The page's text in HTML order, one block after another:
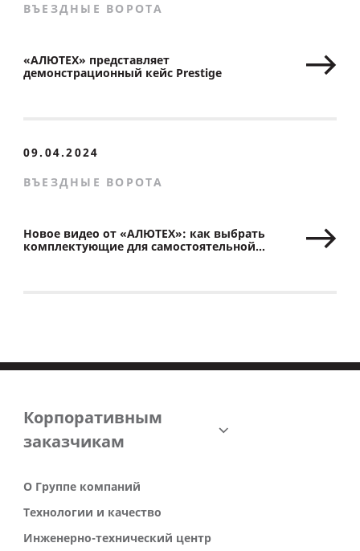
ВЪЕЗДНЫЕ ВОРОТА
«АЛЮТЕХ» представляет
демонстрационный кейс Prestige
09.04.2024
ВЪЕЗДНЫЕ ВОРОТА
Новое видео от «АЛЮТЕХ»: как выбрать
комплектующие для самостоятельной
Корпоративным
заказчикам
О Группе компаний
Технологии и качество
Инженерно-технический центр